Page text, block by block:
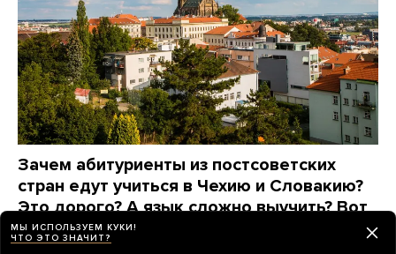
Зачем абитуриенты из постсоветских
стран едут учиться в Чехию и Словакию?
Это дорого? А язык сложно выучить? Вот
что говорят они сами
МЫ ИСПОЛЬЗУЕМ КУКИ!
ЧТО ЭТО ЗНАЧИТ?